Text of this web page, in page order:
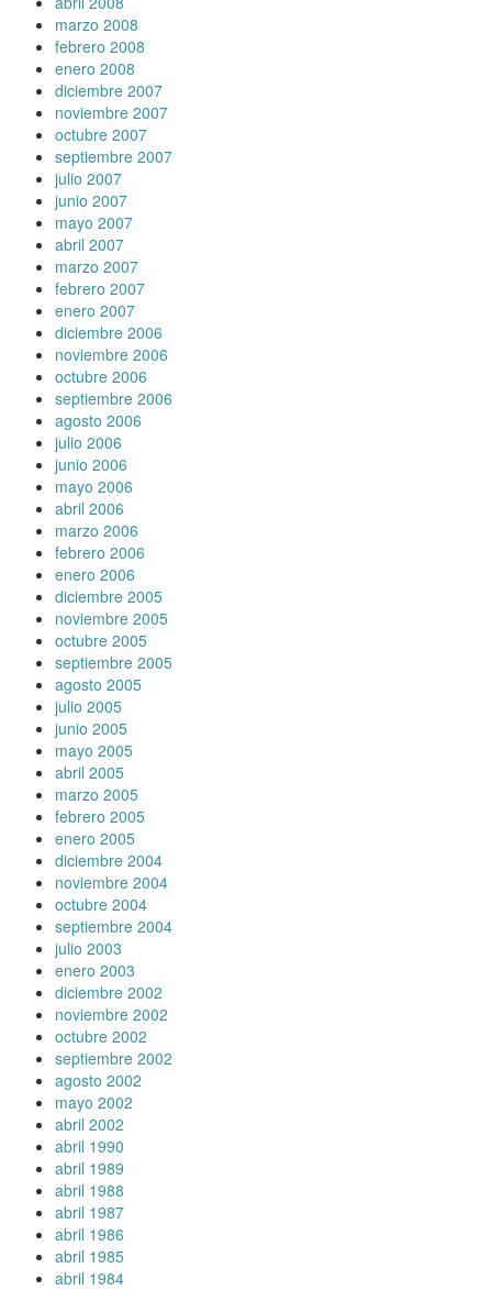
marzo 2008
febrero 2008
enero 2008
diciembre 2007
noviembre 2007
octubre 2007
septiembre 2007
julio 2007
junio 2007
mayo 2007
abril 2007
marzo 2007
febrero 2007
enero 2007
diciembre 2006
noviembre 2006
octubre 2006
septiembre 2006
agosto 2006
julio 2006
junio 2006
mayo 2006
abril 2006
marzo 2006
febrero 2006
enero 2006
diciembre 2005
noviembre 2005
octubre 2005
septiembre 2005
agosto 2005
julio 2005
junio 2005
mayo 2005
abril 2005
marzo 2005
febrero 2005
enero 2005
diciembre 2004
noviembre 2004
octubre 2004
septiembre 2004
julio 2003
enero 2003
diciembre 2002
noviembre 2002
octubre 2002
septiembre 2002
agosto 2002
mayo 2002
abril 2002
abril 1990
abril 1989
abril 1988
abril 1987
abril 1986
abril 1985
abril 1984